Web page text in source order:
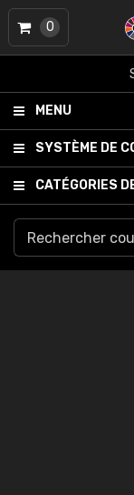
MENU
SYSTÈME DE
CATÉGORIES
0